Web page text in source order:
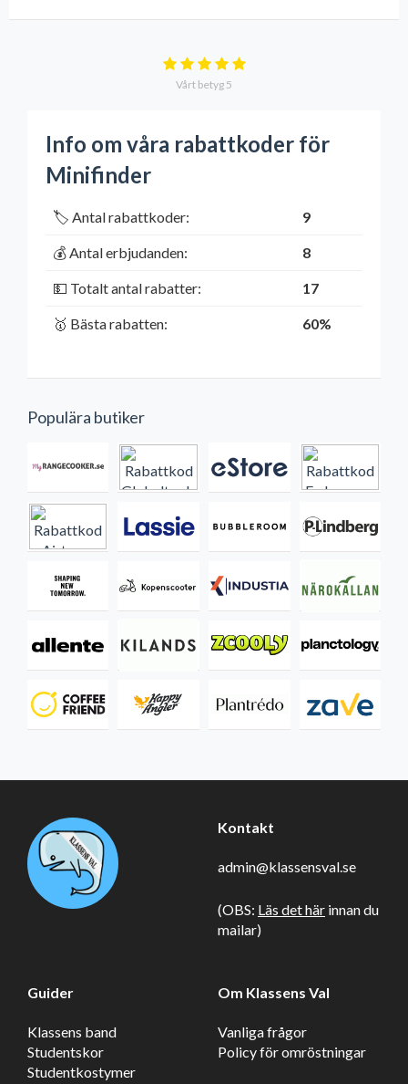
Vårt betyg 5
Info om våra rabattkoder för
Minifinder
🏷️ Antal rabattkoder: 9
💰 Antal erbjudanden: 8
💵 Totalt antal rabatter: 17
🥇 Bästa rabatten: 60%
Populära butiker
Kontakt
admin@klassensval.se
(OBS: Läs det här innan du
mailar)
Guider
Klassens band
Studentskor
Studentkostymer
Om Klassens Val
Vanliga frågor
Policy för omröstningar